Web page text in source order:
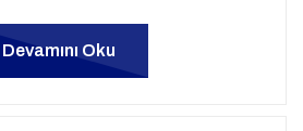
Devamını Oku